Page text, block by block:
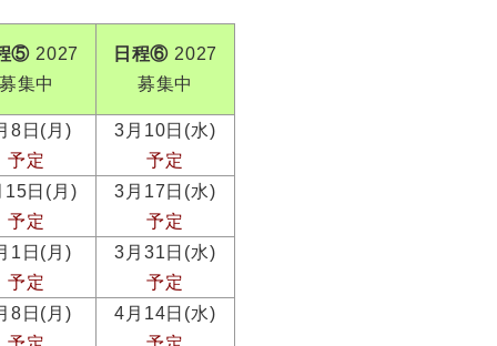
⑤ 2027
集中
日程⑥ 2027
募集中
8日(月)
予定
3月10日(水)
予定
15日(月)
予定
3月17日(水)
予定
1日(月)
予定
3月31日(水)
予定
8日(月)
4月14日(水)